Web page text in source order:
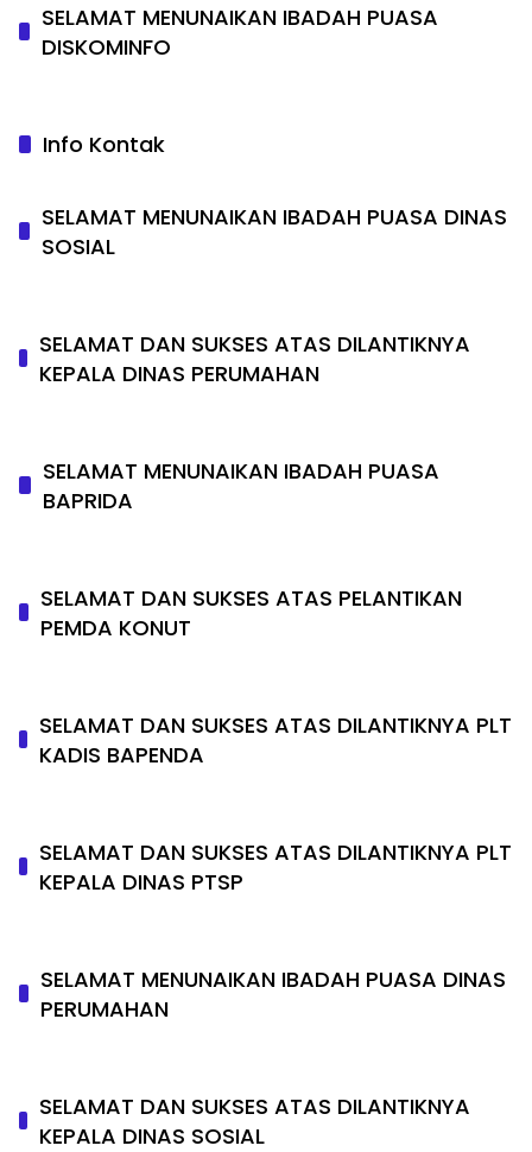
SELAMAT MENUNAIKAN IBADAH PUASA
DISKOMINFO
Info Kontak
SELAMAT MENUNAIKAN IBADAH PUASA DINAS
SOSIAL
SELAMAT DAN SUKSES ATAS DILANTIKNYA
KEPALA DINAS PERUMAHAN
SELAMAT MENUNAIKAN IBADAH PUASA
BAPRIDA
SELAMAT DAN SUKSES ATAS PELANTIKAN
PEMDA KONUT
SELAMAT DAN SUKSES ATAS DILANTIKNYA PLT
KADIS BAPENDA
SELAMAT DAN SUKSES ATAS DILANTIKNYA PLT
KEPALA DINAS PTSP
SELAMAT MENUNAIKAN IBADAH PUASA DINAS
PERUMAHAN
SELAMAT DAN SUKSES ATAS DILANTIKNYA
KEPALA DINAS SOSIAL